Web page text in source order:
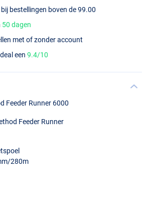
bestellingen boven de 99.00
50 dagen
met of zonder account
een9.4/10
Feeder Runner 6000
Feeder Runner
280m